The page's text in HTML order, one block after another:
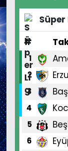
Süper
#
1
2
3
4
5
6